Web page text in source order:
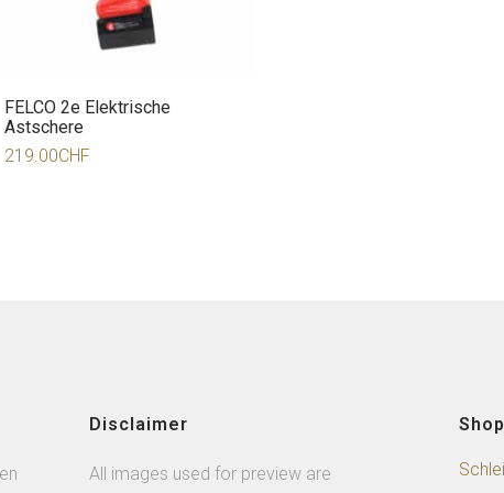
FELCO 2e Elektrische
Astschere
219.00CHF
Disclaimer
All images used for preview are
Shop